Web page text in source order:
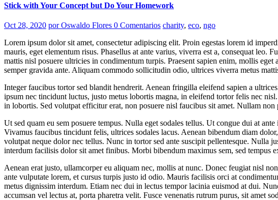
Stick with Your Concept but Do Your Homework
Oct 28, 2020 por Oswaldo Flores 0 Comentarios charity, eco, ngo
Lorem ipsum dolor sit amet, consectetur adipiscing elit. Proin egestas lorem id
mauris, eget elementum risus. Phasellus at ante varius, viverra est a, consequat
mattis nisl posuere ultricies in condimentum turpis. Praesent sapien enim, mollis
semper gravida ante. Aliquam commodo sollicitudin odio, ultrices viverra metus
Integer faucibus tortor sed blandit hendrerit. Aenean fringilla eleifend sapien a
ipsum nec tincidunt luctus, justo metus lobortis magna, in eleifend tortor felis nec
in lobortis. Sed volutpat efficitur erat, non posuere nisl faucibus sit amet. Nullam non
Ut sed quam eu sem posuere tempus. Nulla eget sodales tellus. Ut congue dui at
Vivamus faucibus tincidunt felis, ultrices sodales lacus. Aenean bibendum diam
volutpat neque dolor nec tellus. Nunc in tortor sed ante suscipit pellentesque. Nulla
interdum facilisis dolor sit amet finibus. Morbi bibendum maximus sem, sed tempus
Aenean erat justo, ullamcorper eu aliquam nec, mollis at nunc. Donec feugiat nisl
ante vulputate lorem, et cursus turpis justo id odio. Mauris facilisis orci at
metus dignissim interdum. Etiam nec dui in lectus tempor lacinia euismod at dui.
accumsan vel lectus at, porta pharetra velit. Fusce venenatis rutrum purus, sit amet